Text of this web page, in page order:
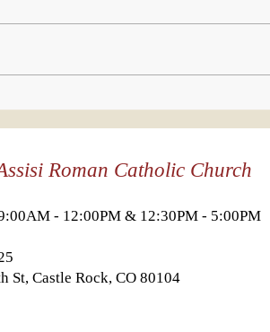
15thRoman Catholic Church
- 12:00PM & 12:30PM - 5:00PM
St, Castle Rock, CO 80104